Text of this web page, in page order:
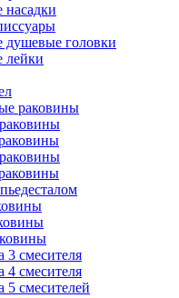
душевые головки
лейки
раковины
3 смесителя
4 смесителя
5 смесителей